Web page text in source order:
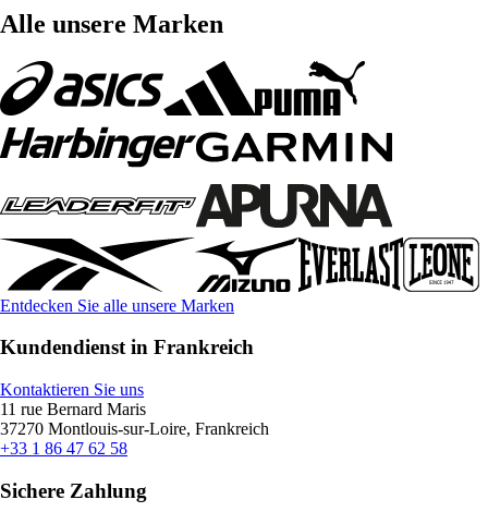
Alle unsere Marken
Entdecken Sie alle unsere Marken
Kundendienst in Frankreich
Kontaktieren Sie uns
11 rue Bernard Maris
37270 Montlouis-sur-Loire, Frankreich
+33 1 86 47 62 58
Sichere Zahlung